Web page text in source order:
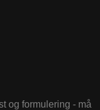
og formulering - må